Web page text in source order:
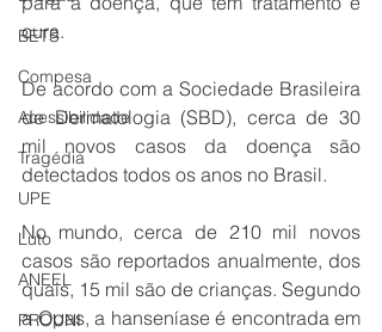
BETS
Compesa
Acessibilidade
Tragédia
UPE
Luto
ANEEL
PROUNI
cura.
De acordo com a Sociedade Brasileira
de Dermatologia (SBD), cerca de 30
mil novos casos da doença são
detectados todos os anos no Brasil.
No mundo, cerca de 210 mil novos
casos são reportados anualmente, dos
quais, 15 mil são de crianças. Segundo
a Opas, a hanseníase é encontrada em